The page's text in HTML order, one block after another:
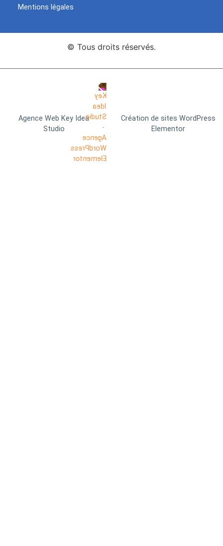
Mentions légales
© Tous droits réservés.
Agence Web Key Idea
Studio
Création de sites WordPress
Elementor